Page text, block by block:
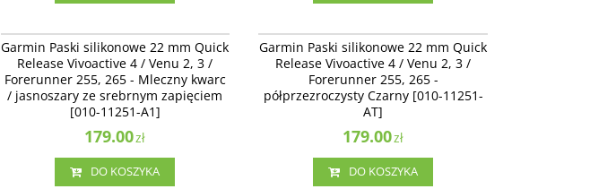
Garmin Paski silikonowe 22 mm Quick Release
Vivoactive 4 / Venu 2 / Forerunner 255, 265 -
Mleczny kwarc / jasnoszary ze srebrnym
zapięciem [010-11251-A1]
Garmin Paski silikonowe 22 mm Quick
Release Vivoactive 4 / Venu 2, 3 /
Forerunner 255, 265 - Mleczny kwarc
/ jasnoszary ze srebrnym zapięciem
[010-11251-A1]
179.00zł
DO KOSZYKA
Garmin Paski silikonowe 22 mm Quick Release
Vivoactive 4 / Venu 2, 3 / Forerunner 255, 265 -
półprzezroczysty Czarny [010-11251-AT]
Garmin Paski silikonowe 22 mm Quick
Release Vivoactive 4 / Venu 2, 3 /
Forerunner 255, 265 -
półprzezroczysty Czarny [010-11251-
AT]
179.00zł
DO KOSZYKA